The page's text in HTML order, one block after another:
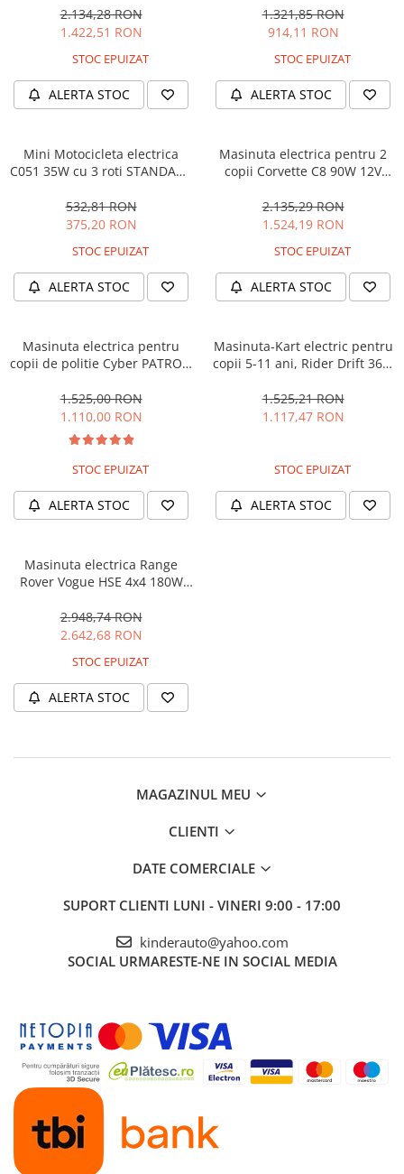
2.134,28 RON
1.422,51 RON
STOC EPUIZAT
ALERTA STOC
12V, galbena
1.321,85 RON
914,11 RON
STOC EPUIZAT
ALERTA STOC
Mini Motocicleta electrica
C051 35W cu 3 roti STANDARD
532,81 RON
375,20 RON
STOC EPUIZAT
ALERTA STOC
Masinuta electrica pentru 2
copii Corvette C8 90W 12V
2.135,29 RON
1.524,19 RON
STOC EPUIZAT
ALERTA STOC
Masinuta electrica pentru
copii de politie Cyber PATROL,
90W, 12V, Black & White
1.525,00 RON
1.110,00 RON
STOC EPUIZAT
ALERTA STOC
Masinuta-Kart electric pentru
copii 5-11 ani, Rider Drift 360,
1.525,21 RON
1.117,47 RON
STOC EPUIZAT
ALERTA STOC
Masinuta electrica Range
Rover Vogue HSE 4x4 180W
2.948,74 RON
2.642,68 RON
STOC EPUIZAT
ALERTA STOC
MAGAZINUL MEU
CLIENTI
DATE COMERCIALE
SUPORT CLIENTI LUNI - VINERI 9:00 - 17:00
kinderauto@yahoo.com
SOCIAL URMARESTE-NE IN SOCIAL MEDIA